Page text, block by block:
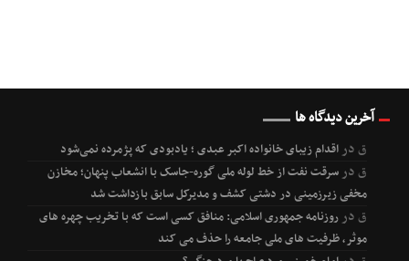
آخرین دیدگاه ها
قدراقدام زیبای خانواده اکبر عبدی ؛ یادبودی که پژمرده نمی‌شود
قدرسرقت نفت از خط لوله ملی گوره-جاسک با انشعاب پنهان؛ مخازن
مخفی زیرزمینی در دشتی کشف و مدیرکل سابق بازداشت شد
قدرروزنامه جمهوری اسلامی: منافق کسی است که با تخریب چهره های
موثر، ظرفیت های ملی جامعه را حذف می کند